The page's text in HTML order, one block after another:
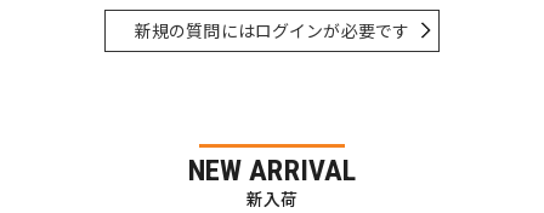
新規の質問にはログインが必要です
NEW ARRIVAL
新入荷